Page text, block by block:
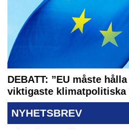
DEBATT: ”EU måste
viktigaste klimatpolitiska
NYHETSBREV